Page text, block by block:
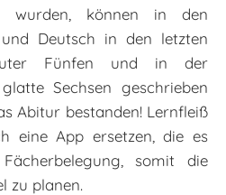
wurden, können in den
Deutsch in den letzten
Fünfen und in der
Sechsen geschrieben
Abitur bestanden! Lernfleiß
eine App ersetzen, die es
somit die
zu planen.